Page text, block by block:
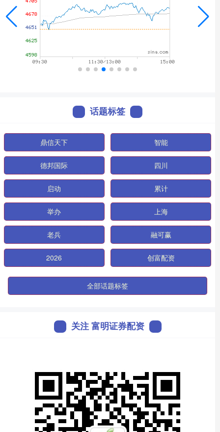
话题标签
鼎信天下 智能
德邦国际 四川
启动 累计
举办 上海
老兵 融可赢
2026 创富配资
全部话题标签
关注 富明证券配资